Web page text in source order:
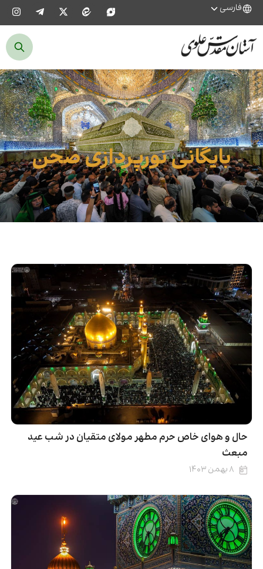
فارسی
بایگانی نورپردازی صحن
حال و هوای خاص حرم مطهر مولای متقیان در شب عید
مبعث
۸ بهمن ۱۴۰۳